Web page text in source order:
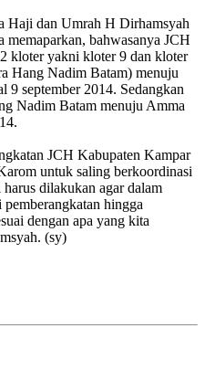
Haji dan Umrah H Dirhamsyah
memaparkan, bahwasanya JCH
kloter yakni kloter 9 dan kloter
Hang Nadim Batam) menuju
9 september 2014. Sedangkan
Nadim Batam menuju Amma
JCH Kabupaten Kampar
untuk saling berkoordinasi
dilakukan agar dalam
hingga
dengan apa yang kita
(sy)